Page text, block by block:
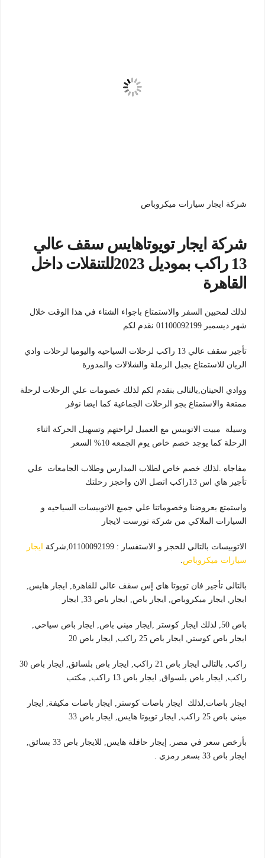
شركة ايجار سيارات ميكروباص
شركة ايجار تويوتاهايس سقف عالي
13 راكب بموديل 2023للتنقلات داخل
القاهرة
لذلك لمحبين السفر والاستمتاع باجواء الشتاء في هذا الوقت خلال
شهر ديسمبر 01100092199 نقدم لكم
تأجير سقف عالي 13 راكب لرحلات السياحيه واليوميا لرحلات وادي
الريان للاستمتاع بجبل الرملة والشلالات والمدورة
ووادي الحيتان,بالتالى بنقدم لكم لذلك خصومات علي الرحلات لرحلة
ممتعة والاستمتاع بجو الرحلات الجماعية كما ايضا نوفر
وسيلة مبيت الاتوبيس مع العميل لراحتهم وتسهيل الحركة اثناء
الرحلة كما يوجد خصم خاص يوم الجمعه 10% السعر
مفاجاه .لذلك خصم خاص لطلاب المدارس وطلاب الجامعات علي
تأجير هاي اس 13راكب اتصل الان واحجز رحلتك
واستمتع بعروضنا وخصوماتنا علي جميع الاتوبيسات السياحيه و
السيارات الملاكي من شركة تورست لايجار
الاتوبيسات بالتالي للحجز و الاستفسار : 01100092199,شركة
ايجار
سيارات ميكروباص.
بالتالى تأجير فان تويوتا هاي إس سقف عالي للقاهرة, ايجار هايس,
ايجار, ايجار ميكروباص, ايجار باص, ايجار باص 33, ايجار
باص 50, لذلك ايجار كوستر ,ايجار ميني باص, ايجار باص سياحي,
ايجار باص كوستر, ايجار باص 25 راكب, ايجار باص 20
راكب, بالتالى ايجار باص 21 راكب, ايجار باص بلسائق, ايجار باص 30
راكب, ايجار باص بلسواق, ايجار باص 13 راكب, مكتب
ايجار باصات,لذلك ايجار باصات كوستر, ايجار باصات مكيفة, ايجار
ميني باص 25 راكب, ايجار تويوتا هايس, ايجار باص 33
بأرخص سعر في مصر, إيجار حافلة هايس, للايجار باص 33 بسائق,
ايجار باص 33 بسعر رمزي .